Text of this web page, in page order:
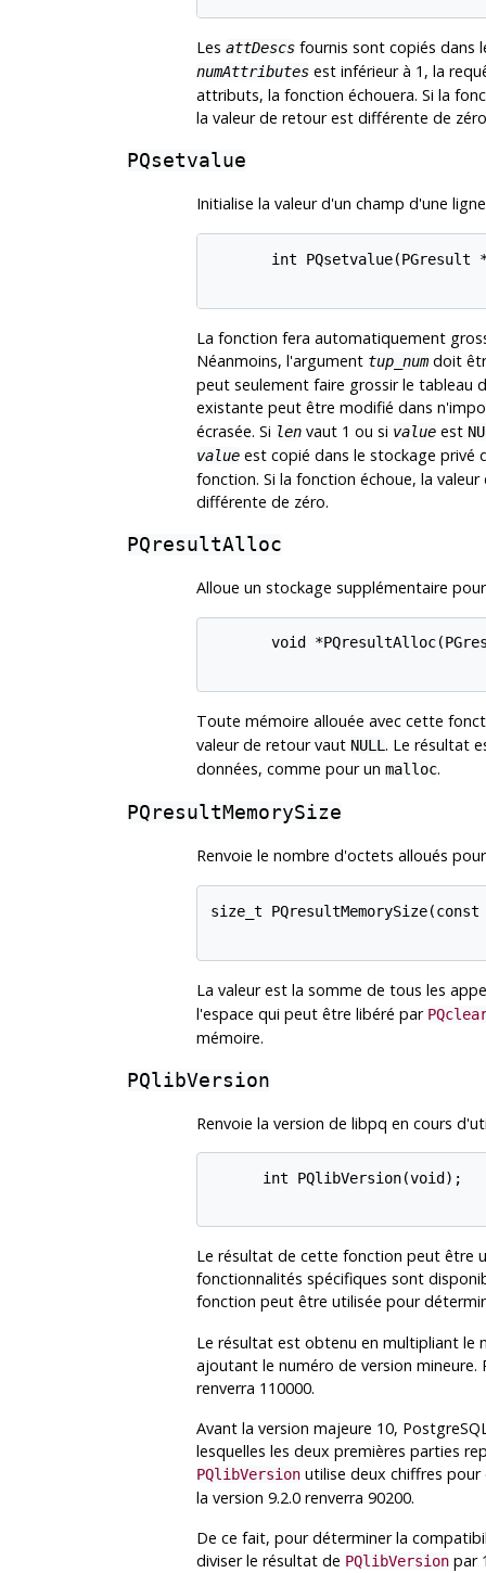
Les attDescsfournis sont copiés dans
numAttributesest inférieur à 1, la
attributs, la fonction échouera. Si la
la valeur de retour est différente de
PQsetvalue
Initialise la valeur d'un champ d'une
int PQsetvalue(PGresult
La fonction fera automatiquement
Néanmoins, l'argument tup_numdoit
peut seulement faire grossir le tableau
existante peut être modifié dans
écrasée. Si lenvaut 1 ou si valueest
valueest copié dans le stockage privé
fonction. Si la fonction échoue, la
différente de zéro.
PQresultAlloc
Alloue un stockage supplémentaire
void
Toute mémoire allouée avec cette
valeur de retour vaut NULL . Le résultat
données, comme pour un malloc.
PQresultMemorySize
Renvoie le nombre d'octets alloués
size_t
La valeur est la somme de tous les
l'espace qui peut être libéré par
mémoire.
PQlibVersion
Renvoie la version de libpq en cours
      int PQlibVersion(void);
Le résultat de cette fonction peut être
fonctionnalités spécifiques sont
fonction peut être utilisée pour
Le résultat est obtenu en multipliant le
ajoutant le numéro de version mineure.
renverra 110000.
Avant la version majeure 10,
lesquelles les deux premières parties
PQlibVersionutilise deux chiffres pour
la version 9.2.0 renverra 90200.
De ce fait, pour déterminer la
diviser le résultat de PQlibVersionpar